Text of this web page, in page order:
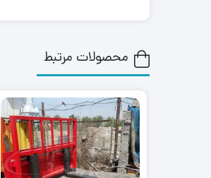
محصولات مرتبط